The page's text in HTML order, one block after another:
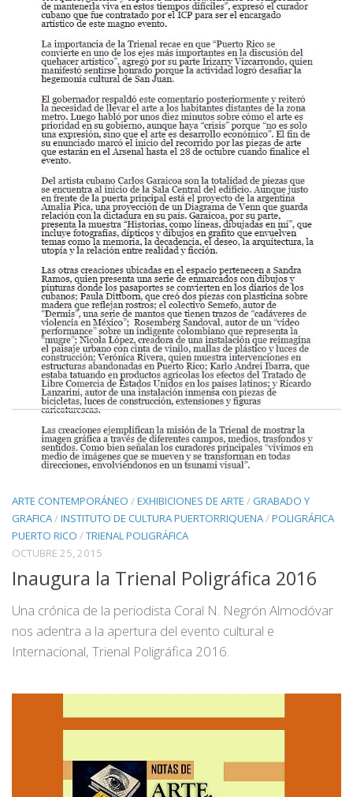
ARTE CONTEMPORÁNEO /EXHIBICIONES DE ARTE / GRABADO Y
GRAFICA/INSTITUTO DE CULTURA PUERTORRIQUENA/POLIGRÁFICA
PUERTO RICO /TRIENAL POLIGRÁFICA
OCTUBRE 25, 2015
Inaugura la Trienal Poligráfica 2016
Una crónica de la periodista Coral N. Negrón Almodóvar
nos adentra a la apertura del evento cultural e
Internacional, Trienal Poligráfica 2016.